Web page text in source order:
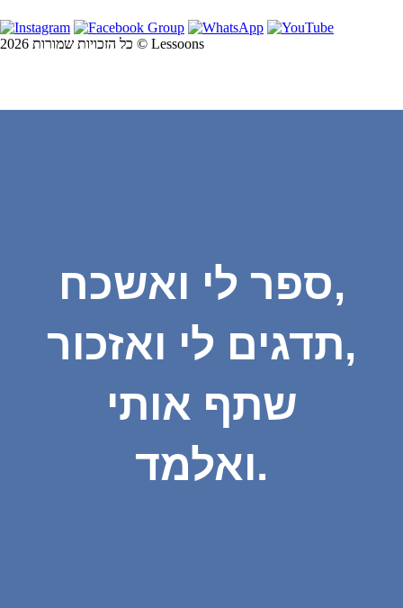
כל הזכויות שמורות 2026 © Lessoons
ספר לי ואשכח,
תדגים לי ואזכור,
שתף אותי
ואלמד.